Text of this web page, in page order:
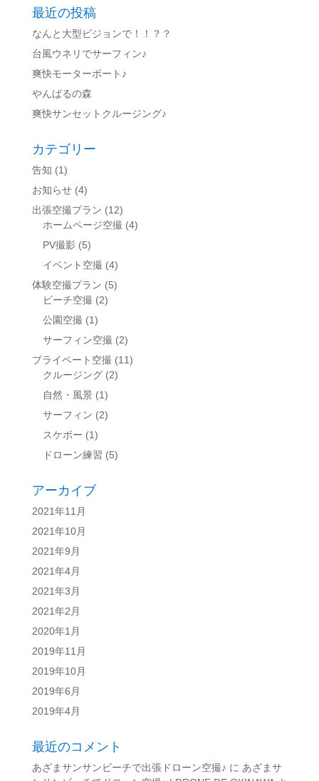
最近の投稿
なんと大型ビジョンで！！？？
台風ウネリでサーフィン♪
爽快モーターボート♪
やんばるの森
爽快サンセットクルージング♪
カテゴリー
告知 (1)
お知らせ(4)
出張空撮プラン (12)
ホームページ空撮 (4)
PV撮影(5)
イベント空撮 (4)
体験空撮プラン (5)
ビーチ空撮 (2)
公園空撮 (1)
サーフィン空撮 (2)
プライベート空撮 (11)
クルージング(2)
自然・風景(1)
サーフィン (2)
スケボー (1)
ドローン練習 (5)
アーカイブ
2021年11月
2021年10月
2021年9月
2021年4月
2021年3月
2021年2月
2020年1月
2019年11月
2019年10月
2019年6月
2019年4月
最近のコメント
あざまサンサンビーチで出張ドローン空撮♪ に あざまサ